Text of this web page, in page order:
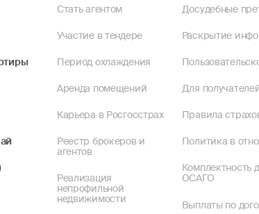
Стать агентом
Участие в тендере
Период охлаждения
Аренда помещений
Карьера в Росгосстрах
Реестр брокеров и
агентов
Реализация
непрофильной
недвижимости
Досудебные
Раскрытие
Для
Правила
Политика в
Комплектность
ОСАГО
Выплаты по